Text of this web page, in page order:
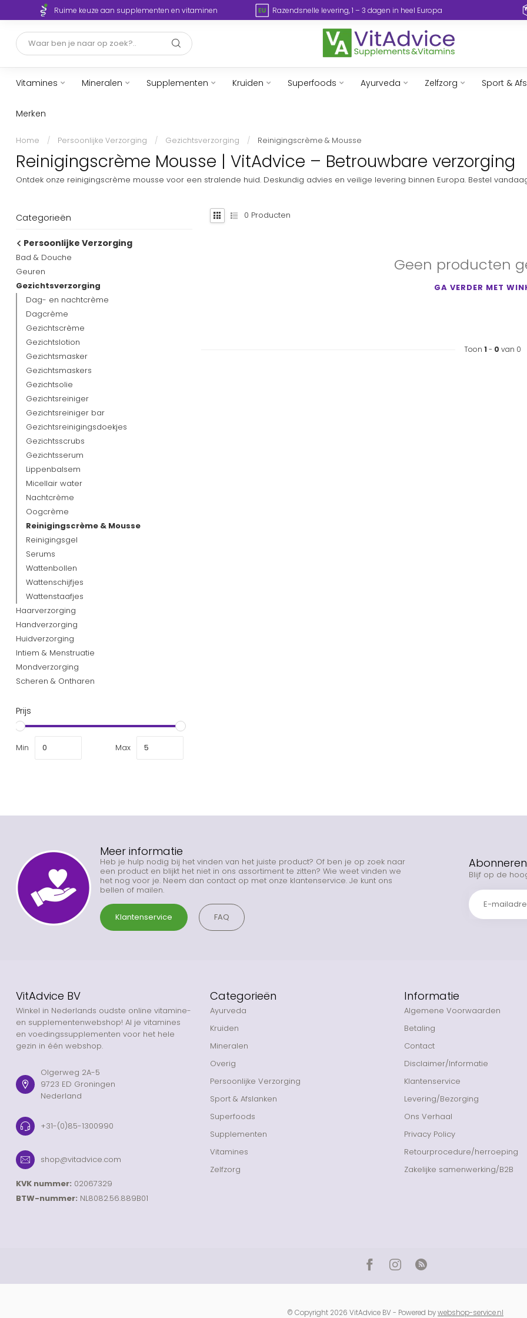
Ruime keuze aan supplementen en vitaminen Razendsnelle levering, 1 – 3 dagen in heel Europa
Vitamines Mineralen Supplementen Kruiden Superfoods Ayurveda Zelfzorg Sport &
Merken
Home / Persoonlijke Verzorging / Gezichtsverzorging / Reinigingscrème & Mousse
Reinigingscrème Mousse | VitAdvice – Betrouwbare verzorging
Ontdek onze reinigingscrème mousse voor een stralende huid. Deskundig advies en veilige levering binnen Europa. Bestel
Categorieën
Persoonlijke Verzorging
Bad & Douche
Geuren
Gezichtsverzorging
Dag- en nachtcrème
Dagcrème
Gezichtscrème
Gezichtslotion
Gezichtsmasker
Gezichtsmaskers
Gezichtsolie
Gezichtsreiniger
Gezichtsreiniger bar
Gezichtsreinigingsdoekjes
Gezichtsscrubs
Gezichtsserum
Lippenbalsem
Micellair water
Nachtcrème
Oogcrème
Reinigingscrème & Mousse
Reinigingsgel
Serums
Wattenbollen
Wattenschijfjes
Wattenstaafjes
Haarverzorging
Handverzorging
Huidverzorging
Intiem & Menstruatie
Mondverzorging
Scheren & Ontharen
Prijs
Min Max
0 Producten
Geen producten
GA VERDER MET
Toon 1 - 0 van 0
Meer informatie
Heb je hulp nodig bij het vinden van het juiste product? Of ben je op zoek naar
een product en blijkt het niet in ons assortiment te zitten? Wie weet vinden we
het nog voor je. Neem dan contact op met onze klantenservice. Je kunt ons
bellen of mailen.
Klantenservice FAQ
Blijf op de
VitAdvice BV
Winkel in Nederlands oudste online vitamine-
en supplementenwebshop! Al je vitamines
en voedingssupplementen voor het hele
gezin in één webshop.
Olgerweg 2A-5
9723 ED Groningen
Nederland
+31-(0)85-1300990
shop@vitadvice.com
KVK nummer: 02067329
BTW-nummer: NL8082.56.889B01
Categorieën
Ayurveda
Kruiden
Mineralen
Overig
Persoonlijke Verzorging
Sport & Afslanken
Superfoods
Supplementen
Vitamines
Zelfzorg
Informatie
Algemene Voorwaarden
Betaling
Contact
Disclaimer/Informatie
Klantenservice
Levering/Bezorging
Ons Verhaal
Privacy Policy
Retourprocedure/herroeping
Zakelijke samenwerking/B2B
© Copyright 2026 VitAdvice BV - Powered bywebshop-service.nl